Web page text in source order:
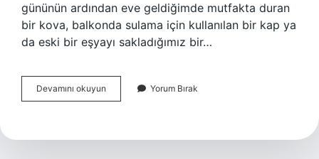
gününün ardından eve geldiğimde mutfakta duran
bir kova, balkonda sulama için kullanılan bir kap ya
da eski bir eşyayı sakladığımız bir…
Devamını okuyun Kovaların
uğurlu
?
Yorum Bırak